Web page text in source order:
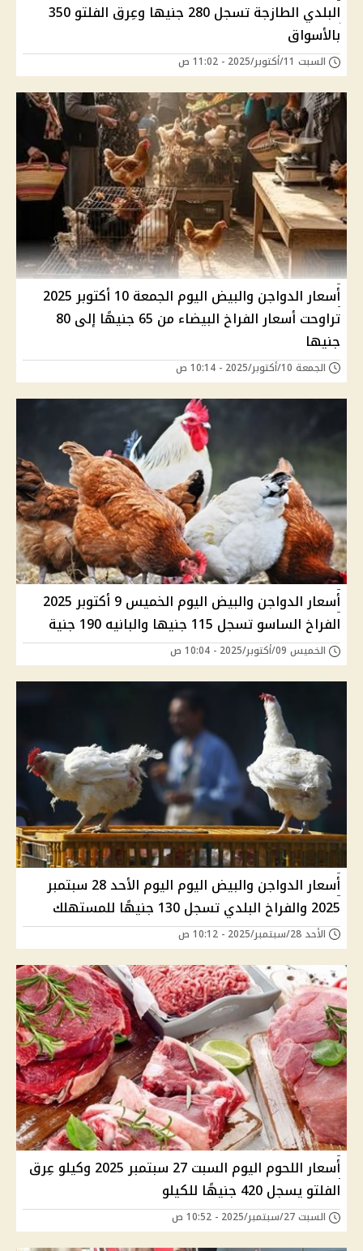
البلدي الطازجة تسجل 280 جنيها وعِرق الفلتو 350
بالأسواق
السبت 11/أكتوبر/2025 - 11:02 ص
أسعار الدواجن والبيض اليوم الجمعة 10 أكتوبر 2025
تراوحت أسعار الفراخ البيضاء من 65 جنيهًا إلى 80
جنيها
الجمعة 10/أكتوبر/2025 - 10:14 ص
أسعار الدواجن والبيض اليوم الخميس 9 أكتوبر 2025
الفراخ الساسو تسجل 115 جنيها والبانيه 190 جنية
الخميس 09/أكتوبر/2025 - 10:04 ص
أسعار الدواجن والبيض اليوم اليوم الأحد 28 سبتمبر
2025 والفراخ البلدي تسجل 130 جنيهًا للمستهلك
الأحد 28/سبتمبر/2025 - 10:12 ص
أسعار اللحوم اليوم السبت 27 سبتمبر 2025 وكيلو عِرق
الفلتو يسجل 420 جنيهًا للكيلو
السبت 27/سبتمبر/2025 - 10:52 ص